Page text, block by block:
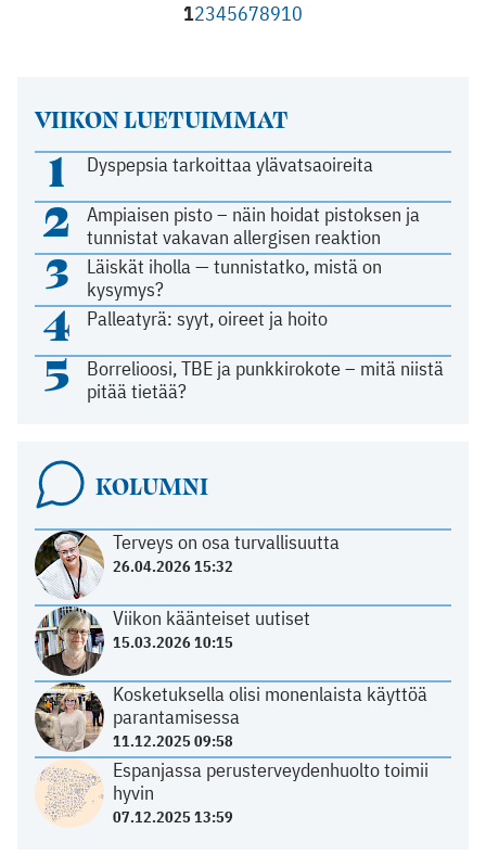
12345678910
VIIKON LUETUIMMAT
1 Dyspepsia tarkoittaa ylävatsaoireita
2
Ampiaisen pisto – näin hoidat pistoksen ja
tunnistat vakavan allergisen reaktion
3
Läiskät iholla — tunnistatko, mistä on
kysymys?
4 Palleatyrä: syyt, oireet ja hoito
5
Borrelioosi, TBE ja punkkirokote – mitä niistä
pitää tietää?
KOLUMNI
Terveys on osa turvallisuutta
26.04.2026 15:32
Viikon käänteiset uutiset
15.03.2026 10:15
Kosketuksella olisi monenlaista käyttöä
parantamisessa
11.12.2025 09:58
Espanjassa perusterveydenhuolto toimii
hyvin
07.12.2025 13:59